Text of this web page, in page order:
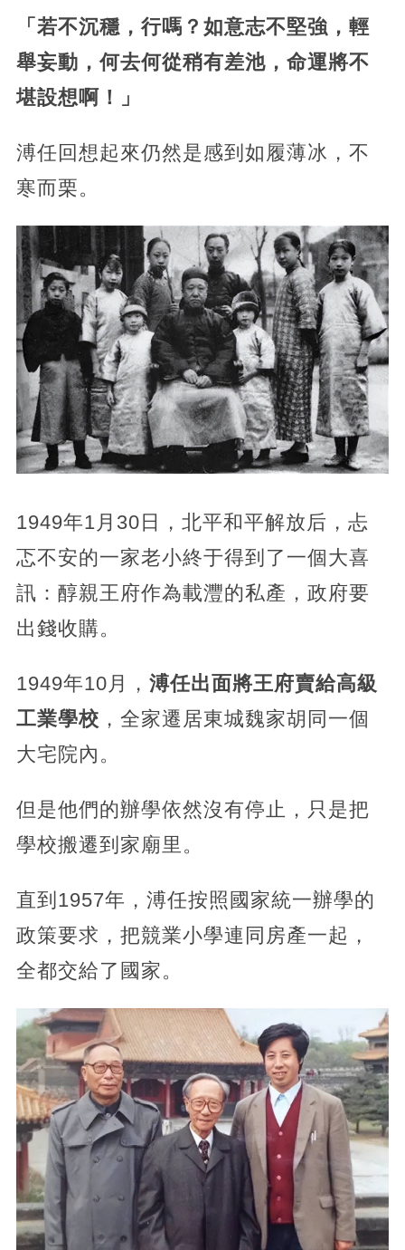
「若不沉穩，行嗎？如意志不堅強，輕
舉妄動，何去何從稍有差池，命運將不
堪設想啊！」
溥任回想起來仍然是感到如履薄冰，不
寒而栗。
1949年1月30日，北平和平解放后，忐
忑不安的一家老小終于得到了一個大喜
訊：醇親王府作為載灃的私產，政府要
出錢收購。
1949年10月， 溥任出面將王府賣給高級
工業學校 ，全家遷居東城魏家胡同一個
大宅院內。
但是他們的辦學依然沒有停止，只是把
學校搬遷到家廟里。
直到1957年，溥任按照國家統一辦學的
政策要求，把競業小學連同房產一起，
全都交給了國家。